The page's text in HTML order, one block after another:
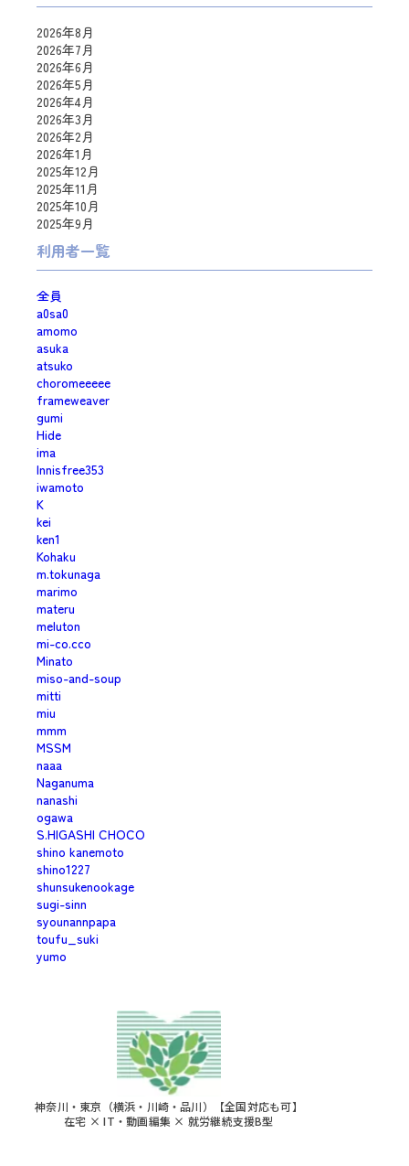
2026年8月
2026年7月
2026年6月
2026年5月
2026年4月
2026年3月
2026年2月
2026年1月
2025年12月
2025年11月
2025年10月
2025年9月
利用者一覧
全員
a0sa0
amomo
asuka
atsuko
choromeeeee
frameweaver
gumi
Hide
ima
Innisfree353
iwamoto
K
kei
ken1
Kohaku
m.tokunaga
marimo
materu
meluton
mi-co.cco
Minato
miso-and-soup
mitti
miu
mmm
MSSM
naaa
Naganuma
nanashi
ogawa
S.HIGASHI CHOCO
shino kanemoto
shino1227
shunsukenookage
sugi-sinn
syounannpapa
toufu_suki
yumo
神奈川・東京（横浜・川崎・品川）【全国対応も可】
在宅 × IT・動画編集 × 就労継続支援B型